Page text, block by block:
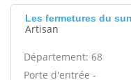
Les fermetures du
Artisan
Département: 68
Porte d'entrée -